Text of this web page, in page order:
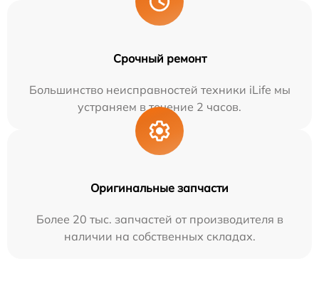
Срочный ремонт
Большинство неисправностей техники iLife мы
устраняем в течение 2 часов.
Оригинальные запчасти
Более 20 тыс. запчастей от производителя в
наличии на собственных складах.